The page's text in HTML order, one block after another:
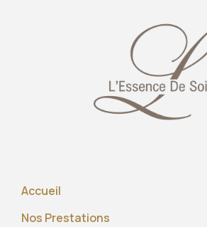
Accueil
Nos Prestations